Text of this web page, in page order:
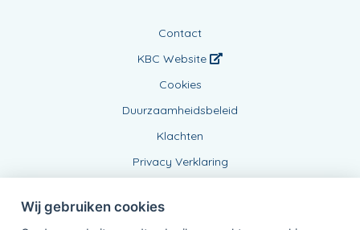
Contact
KBC Website
Cookies
Duurzaamheidsbeleid
Klachten
Privacy Verklaring
Wij gebruiken cookies